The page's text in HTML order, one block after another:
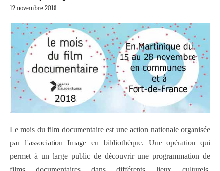
12 novembre 2018
Le mois du film documentaire est une action nationale organisée
par l’association Image en bibliothèque. Une opération qui
permet à un large public de découvrir une programmation de
films documentaires dans différents lieux culturels,